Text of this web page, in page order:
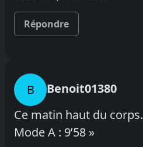
Répondre
B
Benoit01380
Ce matin haut du corps.
Mode A : 9’58 »